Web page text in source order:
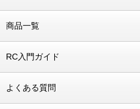
商品一覧
RC入門ガイド
よくある質問